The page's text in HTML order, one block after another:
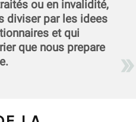
ou en invalidité,
diviser par les idees
et qui
que nous prepare